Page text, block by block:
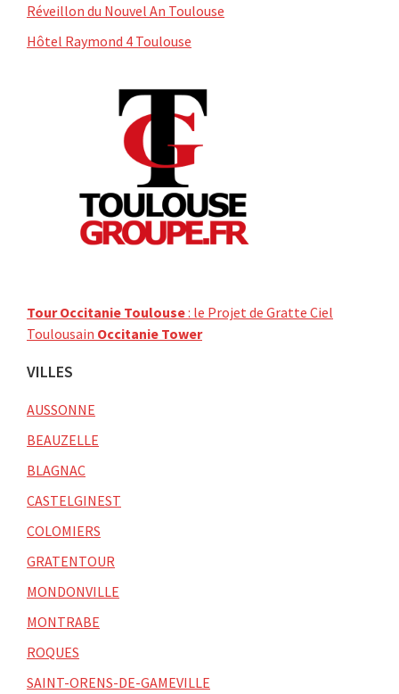
Réveillon du Nouvel An Toulouse
Hôtel Raymond 4 Toulouse
Tour Occitanie Toulouse: le Projet de Gratte Ciel
Toulousain Occitanie Tower
VILLES
AUSSONNE
BEAUZELLE
BLAGNAC
CASTELGINEST
COLOMIERS
GRATENTOUR
MONDONVILLE
MONTRABE
ROQUES
SAINT-ORENS-DE-GAMEVILLE